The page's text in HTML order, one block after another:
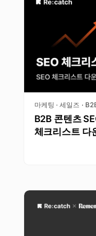
마케팅 · 세일즈 ·
B2B 콘텐츠
체크리스트 다